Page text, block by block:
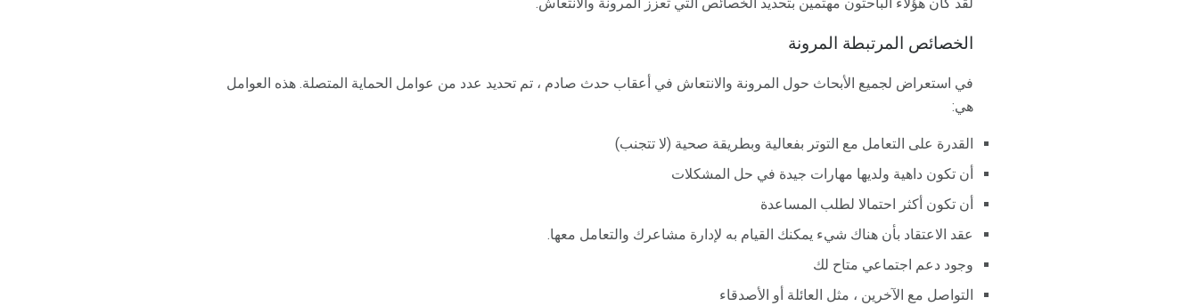
لقد كان هؤلاء الباحثون مهتمين بتحديد الخصائص التي تعزز المرونة والانتعاش.
الخصائص المرتبطة المرونة
في استعراض لجميع الأبحاث حول المرونة والانتعاش في أعقاب حدث صادم ، تم تحديد عدد من عوامل الحماية المتصلة. هذه العوامل
هي:
القدرة على التعامل مع التوتر بفعالية وبطريقة صحية (لا تتجنب)
أن تكون داهية ولديها مهارات جيدة في حل المشكلات
أن تكون أكثر احتمالا لطلب المساعدة
عقد الاعتقاد بأن هناك شيء يمكنك القيام به لإدارة مشاعرك والتعامل معها.
وجود دعم اجتماعي متاح لك
التواصل مع الآخرين ، مثل العائلة أو الأصدقاء